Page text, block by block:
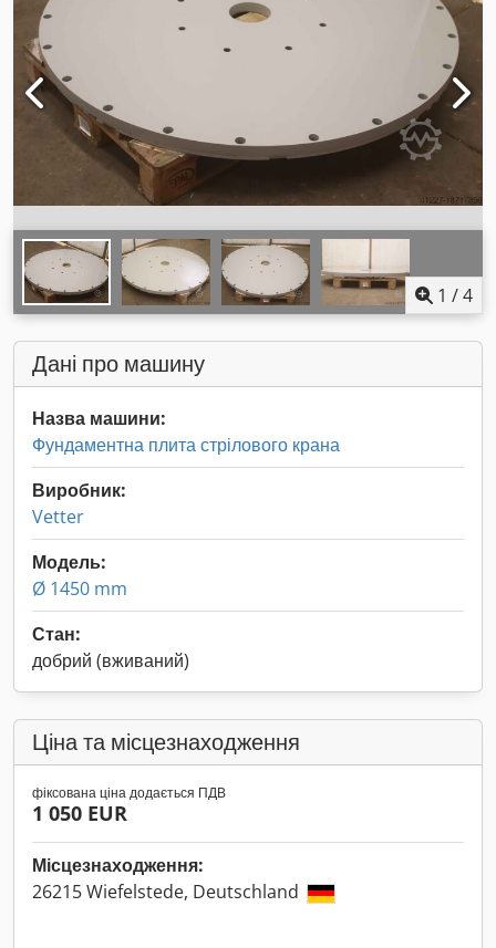
1 /4
Дані про машину
Назва машини:
Фундаментна плита стрілового крана
Виробник:
Vetter
Модель:
Ø 1450 mm
Стан:
добрий (вживаний)
Ціна та місцезнаходження
фіксована ціна додається ПДВ
1 050 EUR
Місцезнаходження:
26215 Wiefelstede, Deutschland